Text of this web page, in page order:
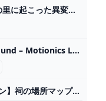
シドとの再会！？ゾーラの里に起こった異変とは... #8【ゼルダの伝説 ティアーズ オブ ザ キングダム】 - YouTube
Page not found – Motionics LLC
【ティアキン】祠の場所マップと攻略一覧｜全152箇所【ゼルダの伝説ティアーズオブザキングダム】